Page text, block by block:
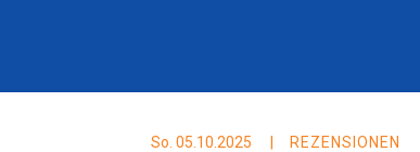
So. 05.10.2025 REZENSIONEN